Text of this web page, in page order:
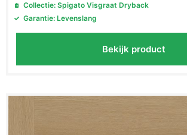
Collectie: Spigato Visgraat Dryback
Garantie: Levenslang
Bekijk product